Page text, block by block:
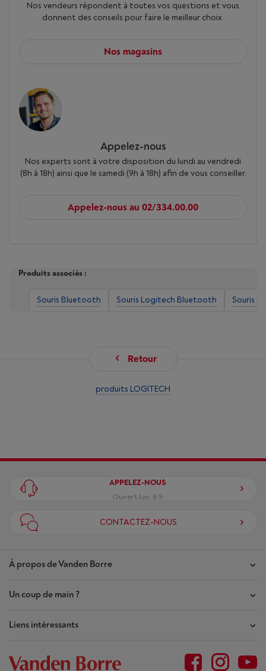
Nos vendeurs répondent à toutes vos questions et vous
donnent des conseils pour faire le meilleur choix.
Nos magasins
Appelez-nous
Nos experts sont à votre disposition du lundi au vendredi
(8h à 18h) ainsi que le samedi (9h à 18h) afin de vous conseiller.
Appelez-nous au 02/334.00.00
Produits associés :
Souris Bluetooth Souris Logitech Bluetooth Souris
Retour
produits LOGITECH
À propos de Vanden Borre
Nos magasins
Contrat de Confiance
Plan du site
Un coup de main ?
Mes commandes
Liens intéressants
Outlet
APPELEZ-NOUS
Ouvert lun. 8 h
CONTACTEZ-NOUS